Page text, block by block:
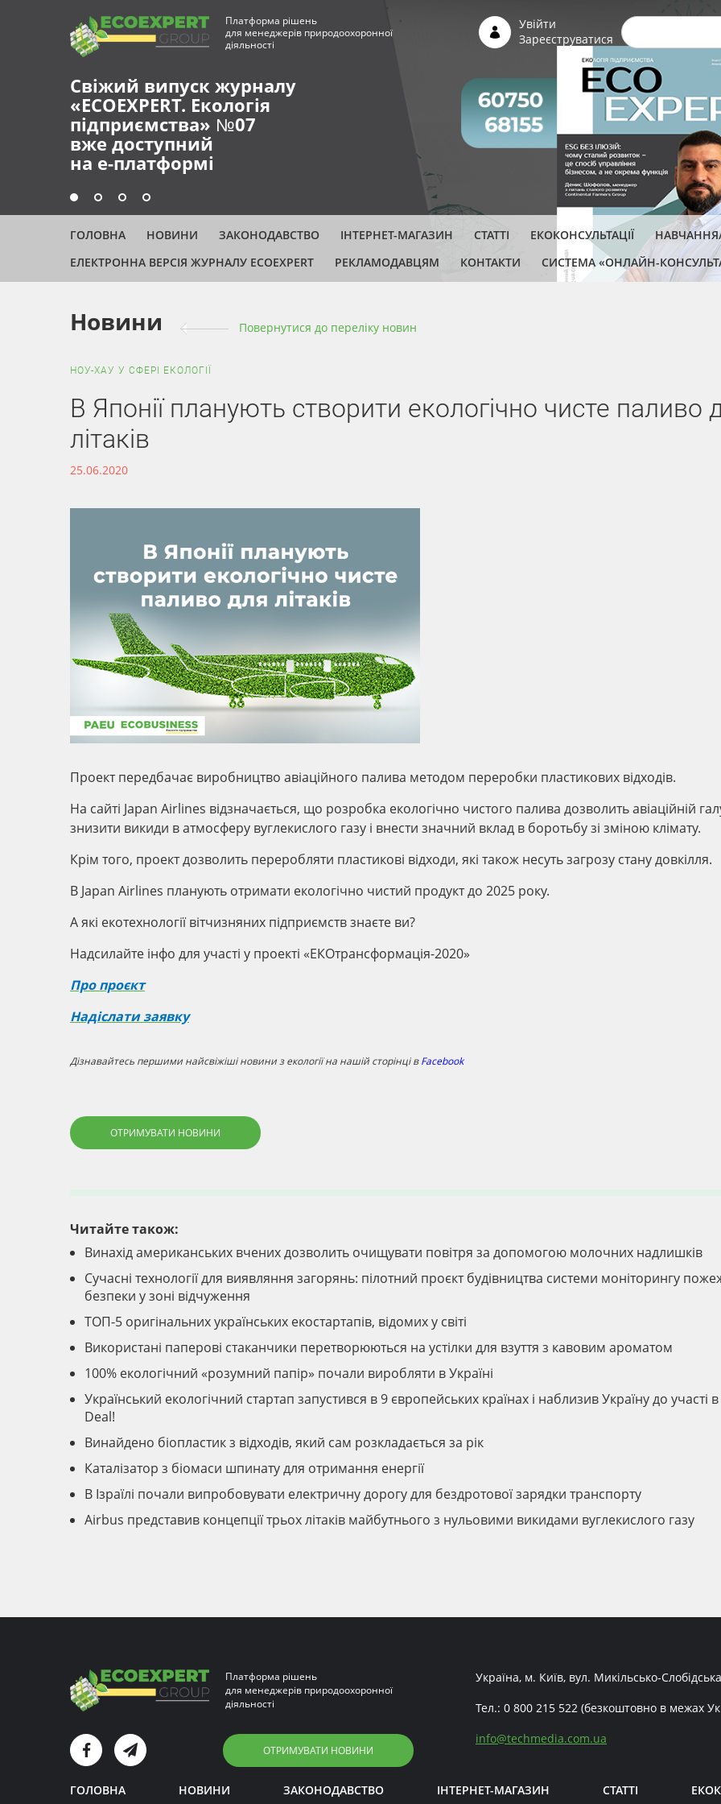
Свіжий випуск журналу
«ECOEXPERT. Екологія
підприємства» №07
вже доступний
на е-платформі
Платформа рішень
для менеджерів природоохоронної
діяльності
Увійти
Зареєструватися
ГОЛОВНА НОВИНИ ЗАКОНОДАВСТВО ІНТЕРНЕТ-МАГАЗИН СТАТТІ ЕКОКОНСУЛЬТАЦІЇ
НАВЧАННЯ/
ЕЛЕКТРОННА ВЕРСІЯ ЖУРНАЛУ ECOEXPERT
РЕКЛАМОДАВЦЯМ КОНТАКТИ СИСТЕМА «ОНЛАЙН-
Новини Повернутися до переліку новин
НОУ-ХАУ У СФЕРІ ЕКОЛОГІЇ
В Японії планують створити екологічно чисте паливо
літаків
25.06.2020
Проект передбачає виробництво авіаційного палива методом переробки пластикових відходів.
На сайті Japan Airlines відзначається, що розробка екологічно чистого палива дозволить авіаційній
знизити викиди в атмосферу вуглекислого газу і внести значний вклад в боротьбу зі зміною клімату.
Крім того, проект дозволить переробляти пластикові відходи, які також несуть загрозу стану довкілля.
В Japan Airlines планують отримати екологічно чистий продукт до 2025 року.
А які екотехнології вітчизняних підприємств знаєте ви?
Надсилайте інфо для участі у проекті «ЕКОтрансформація-2020»
Про проєкт
Надіслати заявку
Дізнавайтесь першими найсвіжіші новини з екології на нашій сторінці вFacebook
ОТРИМУВАТИ НОВИНИ
Читайте також:
Винахід американських вчених дозволить очищувати повітря за допомогою молочних надлишків
Сучасні технології для виявляння загорянь: пілотний проєкт будівництва системи моніторингу
безпеки у зоні відчуження
ТОП-5 оригінальних українських екостартапів, відомих у світі
Використані паперові стаканчики перетворюються на устілки для взуття з кавовим ароматом
100% екологічний «розумний папір» почали виробляти в Україні
Український екологічний стартап запустився в 9 європейських країнах і наблизив Україну до участі
Deal!
Винайдено біопластик з відходів, який сам розкладається за рік
Каталізатор з біомаси шпинату для отримання енергії
В Ізраїлі почали випробовувати електричну дорогу для бездротової зарядки транспорту
Airbus представив концепції трьох літаків майбутнього з нульовими викидами вуглекислого газу
Платформа рішень
для менеджерів природоохоронної
діяльності
ОТРИМУВАТИ НОВИНИ
Україна, м. Київ, вул. Микільсько-
Тел.: 0 800 215 522 (безкоштовно в межах
info@techmedia.com.ua
ГОЛОВНА НОВИНИ ЗАКОНОДАВСТВО ІНТЕРНЕТ-МАГАЗИН СТАТТІ